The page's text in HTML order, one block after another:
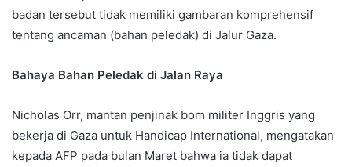
badan tersebut tidak memiliki gambaran komprehensif
tentang ancaman (bahan peledak) di Jalur Gaza.
Bahaya Bahan Peledak di Jalan Raya
Nicholas Orr, mantan penjinak bom militer Inggris yang
bekerja di Gaza untuk Handicap International, mengatakan
kepada AFP pada bulan Maret bahwa ia tidak dapat